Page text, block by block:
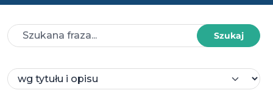
Szukaj